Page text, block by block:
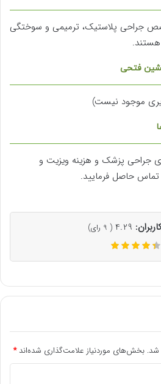
جراحی پلاستیک، ترمیمی و سوختگی
فتحی
موجود نیست)
جراحی پزشک و هزینه ویزیت و
حاصل فرمایید.
4.29
(
9 رای)
شد. بخش‌های موردنیاز علامت‌گذاری شده‌اند*